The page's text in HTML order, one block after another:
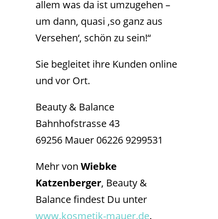
allem was da ist umzugehen –
um dann, quasi ‚so ganz aus
Versehen‘, schön zu sein!“
Sie begleitet ihre Kunden online
und vor Ort.
Beauty & Balance
Bahnhofstrasse 43
69256 Mauer 06226 9299531
Mehr vonWiebke
Katzenberger, Beauty &
Balance findest Du unter
www.kosmetik-mauer.de.